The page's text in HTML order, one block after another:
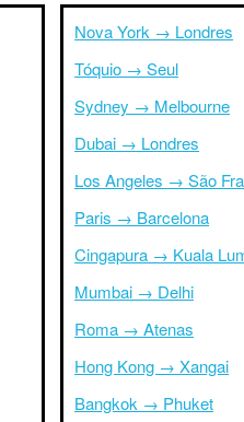
Nova York → Londres
Tóquio → Seul
Sydney → Melbourne
Dubai → Londres
Los Angeles → São
Paris → Barcelona
Cingapura → Kuala
Mumbai → Delhi
Roma → Atenas
Hong Kong → Xangai
Bangkok → Phuket